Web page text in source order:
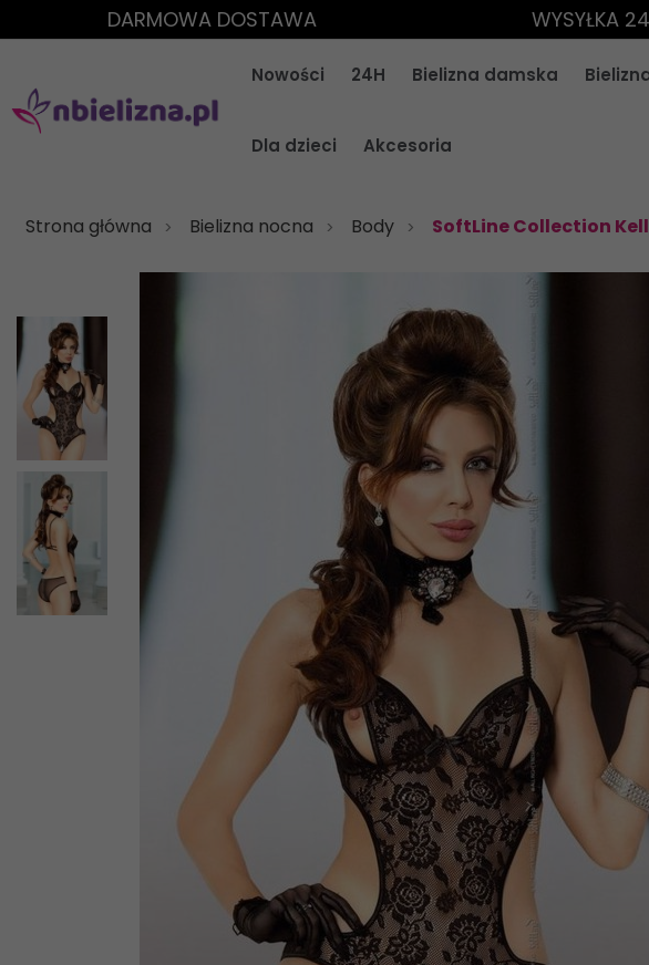
DARMOWA DOSTAWA WYSYŁKA
Nowości 24H Bielizna damska
Dla dzieci Akcesoria
Strona główna Bielizna nocna Body SoftLine Collection